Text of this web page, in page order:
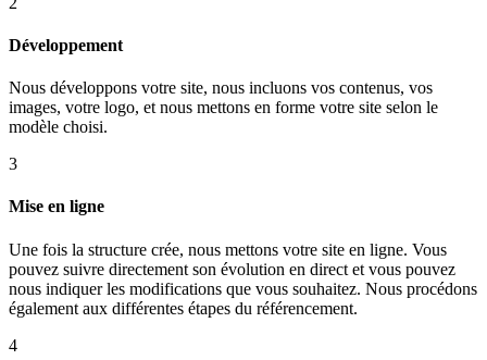
Développement
Nous développons votre site, nous incluons vos contenus, vos
images, votre logo, et nous mettons en forme votre site selon le
modèle choisi.
3
Mise en ligne
Une fois la structure crée, nous mettons votre site en ligne. Vous
pouvez suivre directement son évolution en direct et vous pouvez
nous indiquer les modifications que vous souhaitez. Nous procédons
également aux différentes étapes du référencement.
4